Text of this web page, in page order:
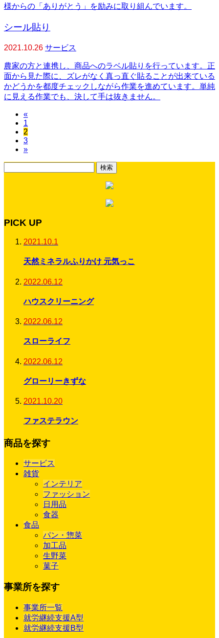
様からの「ありがとう」を励みに取り組んでいます。
シール貼り
2021.10.26 サービス
農家の方と連携し、商品へのラベル貼りを行っています。正
面から見た際に、ズレがなく真っ直ぐ貼ることが出来ている
かどうかを都度チェックしながら作業を進めています。単純
に見える作業でも、決して手は抜きません。
«
1
2
3
»
PICK UP
2021.10.1
天然ミネラルふりかけ 元気っこ
2022.06.12
ハウスクリーニング
2022.06.12
スローライフ
2022.06.12
グローリーきずな
2021.10.20
ファステラウン
商品を探す
サービス
雑貨
インテリア
ファッション
日用品
食器
食品
パン・惣菜
加工品
生野菜
菓子
事業所を探す
事業所一覧
就労継続支援A型
就労継続支援B型